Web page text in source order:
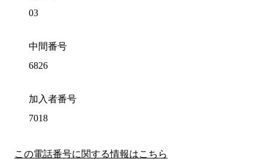
03
中間番号
6826
加入者番号
7018
この電話番号に関する情報はこちら